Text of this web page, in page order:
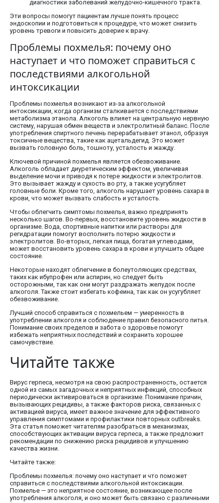
диагностики заболеваний желудочно-кишечного тракта.
Эти вопросы помогут пациентам лучше понять процесс
эндоскопии и подготовиться к процедуре, что может снизить
уровень тревоги и повысить доверие к врачу.
Проблемы похмелья: почему оно
наступает и что поможет справиться с
последствиями алкогольной
интоксикации
Проблемы похмелья возникают из-за алкогольной
интоксикации, когда организм сталкивается с последствиями
метаболизма этанола. Алкоголь влияет на центральную нервную
систему, нарушая обмен веществ и электролитный баланс. После
употребления спиртного печень перерабатывает этанол, образуя
токсичные вещества, такие как ацетальдегид. Это может
вызвать головную боль, тошноту, усталость и жажду.
Ключевой причиной похмелья является обезвоживание.
Алкоголь обладает диуретическим эффектом, увеличивая
выделение мочи и приводя к потере жидкости и электролитов.
Это вызывает жажду и сухость во рту, а также усугубляет
головные боли. Кроме того, алкоголь нарушает уровень сахара в
крови, что может вызвать слабость и усталость.
Чтобы облегчить симптомы похмелья, важно предпринять
несколько шагов. Во-первых, восстановите уровень жидкости в
организме. Вода, спортивные напитки или растворы для
регидратации помогут восполнить потерю жидкости и
электролитов. Во-вторых, легкая пища, богатая углеводами,
может восстановить уровень сахара в крови и улучшить общее
состояние.
Некоторые находят облегчение в болеутоляющих средствах,
таких как ибупрофен или аспирин, но следует быть
осторожными, так как они могут раздражать желудок после
алкоголя. Также стоит избегать кофеина, так как он усугубляет
обезвоживание.
Лучший способ справиться с похмельем — умеренность в
употреблении алкоголя и соблюдение правил безопасного питья.
Понимание своих пределов и забота о здоровье помогут
избежать неприятных последствий и сохранить хорошее
самочувствие.
Читайте также
Вирус герпеса, несмотря на свою распространенность, остается
одной из самых загадочных и неприятных инфекций, способных
периодически активироваться в организме. Понимание причин,
вызывающих рецидивы, а также факторов риска, связанных с
активацией вируса, имеет важное значение для эффективного
управления симптомами и профилактики повторных outbreaks.
Эта статья поможет читателям разобраться в механизмах,
способствующих активации вируса герпеса, а также предложит
рекомендации по снижению риска рецидивов и улучшению
качества жизни.
Читайте также:
Проблемы похмелья: почему оно наступает и что поможет
справиться с последствиями алкогольной интоксикации.
Похмелье — это неприятное состояние, возникающее после
употребления алкоголя, и оно может быть связано с различными